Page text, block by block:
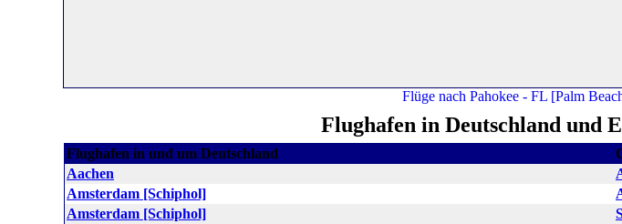
Flughafen in Deutschland und
Flughafen in und um Deutschland
Aachen
Amsterdam [Schiphol]
Amsterdam [Schiphol]